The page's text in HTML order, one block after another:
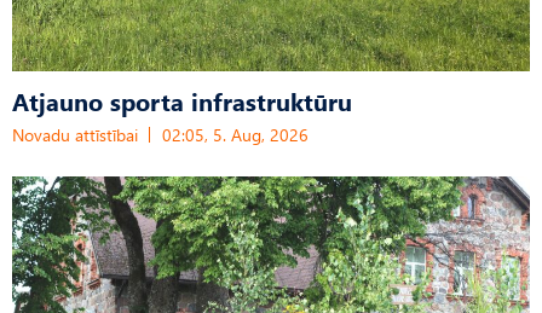
Atjauno sporta infrastruktūru
Novadu attīstībai 02:05, 5. Aug, 2026